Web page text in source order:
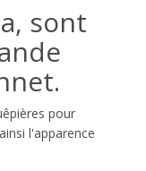
sont
pour
l'apparence